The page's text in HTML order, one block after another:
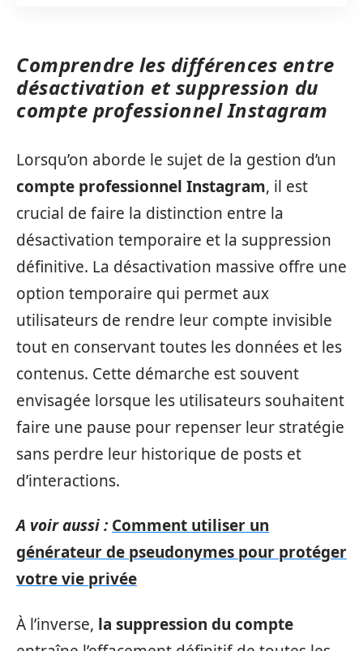
Comprendre les différences entre
désactivation et suppression du
compte professionnel Instagram
Lorsqu’on aborde le sujet de la gestion d’un
compte professionnel Instagram, il est
crucial de faire la distinction entre la
désactivation temporaire et la suppression
définitive. La désactivation massive offre une
option temporaire qui permet aux
utilisateurs de rendre leur compte invisible
tout en conservant toutes les données et les
contenus. Cette démarche est souvent
envisagée lorsque les utilisateurs souhaitent
faire une pause pour repenser leur stratégie
sans perdre leur historique de posts et
d’interactions.
A voir aussi : Comment utiliser un
générateur de pseudonymes pour protéger
votre vie privée
À l’inverse, la suppression du compte